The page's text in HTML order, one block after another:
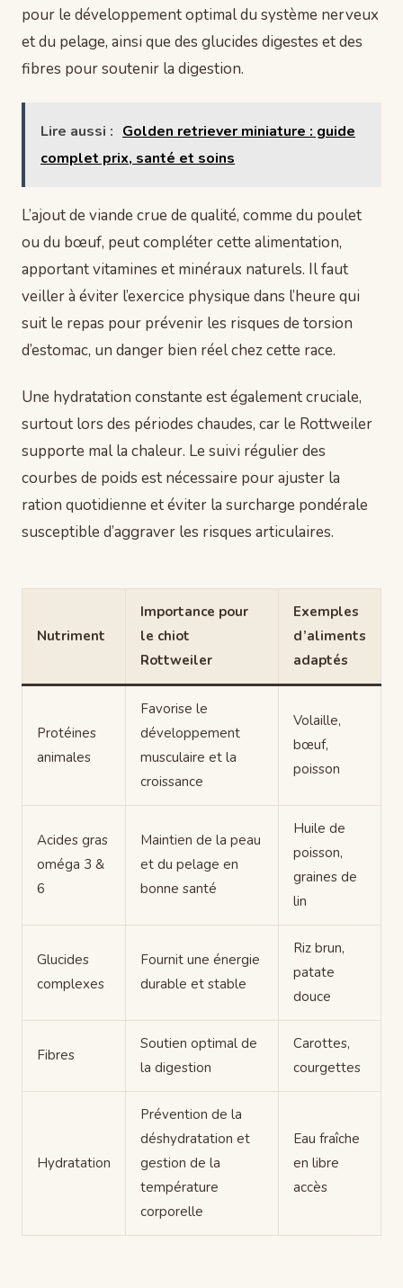
pour le développement optimal du système nerveux
et du pelage, ainsi que des glucides digestes et des
fibres pour soutenir la digestion.
Lire aussi : Golden retriever miniature : guide
complet prix, santé et soins
L’ajout de viande crue de qualité, comme du poulet
ou du bœuf, peut compléter cette alimentation,
apportant vitamines et minéraux naturels. Il faut
veiller à éviter l’exercice physique dans l’heure qui
suit le repas pour prévenir les risques de torsion
d’estomac, un danger bien réel chez cette race.
Une hydratation constante est également cruciale,
surtout lors des périodes chaudes, car le Rottweiler
supporte mal la chaleur. Le suivi régulier des
courbes de poids est nécessaire pour ajuster la
ration quotidienne et éviter la surcharge pondérale
susceptible d’aggraver les risques articulaires.
Nutriment
Importance pour
le chiot
Rottweiler
Exemples
d’aliments
adaptés
Protéines
animales
Favorise le
développement
musculaire et la
croissance
Volaille,
bœuf,
poisson
Acides gras
oméga 3 &
6
Maintien de la peau
et du pelage en
bonne santé
Huile de
poisson,
graines de
lin
Glucides
complexes
Fournit une énergie
durable et stable
Riz brun,
patate
douce
Fibres
Soutien optimal de
la digestion
Carottes,
courgettes
Hydratation
Prévention de la
déshydratation et
gestion de la
température
corporelle
Eau fraîche
en libre
accès